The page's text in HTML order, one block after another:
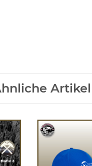
Artikel